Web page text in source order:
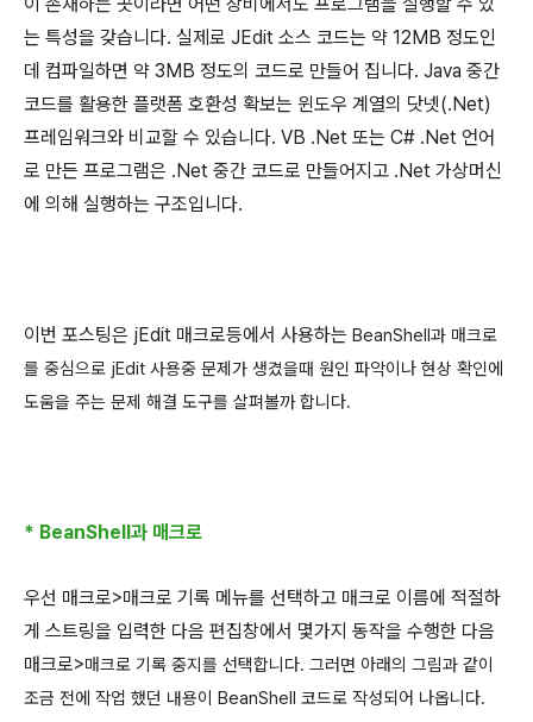
는 특성을 갖습니다. 실제로 JEdit 소스 코드는 약 12MB 정도인
데 컴파일하면 약 3MB 정도의 코드로 만들어 집니다. Java 중간
코드를 활용한 플랫폼 호환성 확보는 윈도우 계열의 닷넷(.Net)
프레임워크와 비교할 수 있습니다. VB .Net 또는 C# .Net 언어
로 만든 프로그램은 .Net 중간 코드로 만들어지고 .Net 가상머신
에 의해 실행하는 구조입니다.
이번 포스팅은 jEdit 매크로등에서 사용하는 BeanShell과 매크로
를 중심으로 jEdit 사용중 문제가 생겼을때 원인 파악이나 현상 확인에
도움을 주는 문제 해결 도구를 살펴볼까 합니다.
* BeanShell과 매크로
우선 매크로>매크로 기록 메뉴를 선택하고 매크로 이름에 적절하
게 스트링을 입력한 다음 편집창에서 몇가지 동작을 수행한 다음
매크로>매크로 기록 중지를 선택합니다. 그러면 아래의 그림과 같이
조금 전에 작업 했던 내용이 BeanShell 코드로 작성되어 나옵니다.